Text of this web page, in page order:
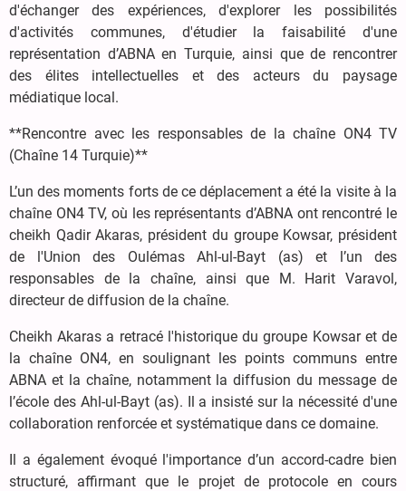
d'échanger des expériences, d'explorer les possibilités
d'activités communes, d'étudier la faisabilité d'une
représentation d’ABNA en Turquie, ainsi que de rencontrer
des élites intellectuelles et des acteurs du paysage
médiatique local.
**Rencontre avec les responsables de la chaîne ON4 TV
(Chaîne 14 Turquie)**
L’un des moments forts de ce déplacement a été la visite à la
chaîne ON4 TV, où les représentants d’ABNA ont rencontré le
cheikh Qadir Akaras, président du groupe Kowsar, président
de l'Union des Oulémas Ahl-ul-Bayt (as) et l’un des
responsables de la chaîne, ainsi que M. Harit Varavol,
directeur de diffusion de la chaîne.
Cheikh Akaras a retracé l'historique du groupe Kowsar et de
la chaîne ON4, en soulignant les points communs entre
ABNA et la chaîne, notamment la diffusion du message de
l’école des Ahl-ul-Bayt (as). Il a insisté sur la nécessité d'une
collaboration renforcée et systématique dans ce domaine.
Il a également évoqué l'importance d’un accord-cadre bien
structuré, affirmant que le projet de protocole en cours